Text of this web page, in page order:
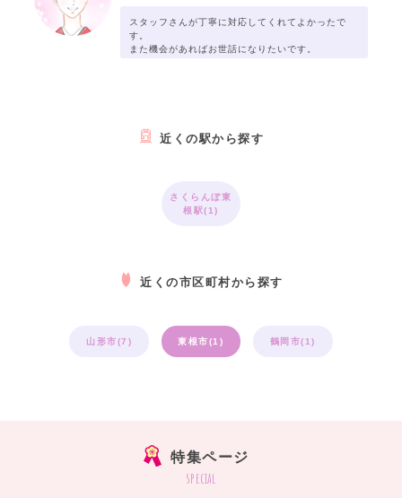
スタッフさんが丁寧に対応してくれてよかったで
す。
また機会があればお世話になりたいです。
近くの駅から探す
さくらんぼ東
根駅(1)
近くの市区町村から探す
山形市(7) 東根市(1) 鶴岡市(1)
特集ページ
special